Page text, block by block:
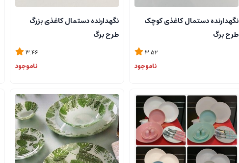
نگهدارنده دستمال کاغذی کوچک
طرح برگ
3.52
ناموجود
نگهدارنده دستمال کاغذی بزرگ
طرح برگ
3.46
ناموجود